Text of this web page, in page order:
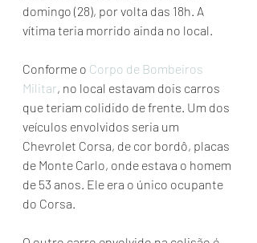
domingo (28), por volta das 18h. A
vítima teria morrido ainda no local.
Conforme o Corpo de Bombeiros
Militar, no local estavam dois carros
que teriam colidido de frente. Um dos
veículos envolvidos seria um
Chevrolet Corsa, de cor bordô, placas
de Monte Carlo, onde estava o homem
de 53 anos. Ele era o único ocupante
do Corsa.